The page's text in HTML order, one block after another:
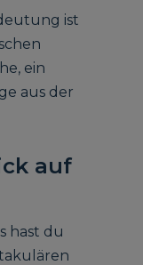
ist
ein
aus der
auf
hast du